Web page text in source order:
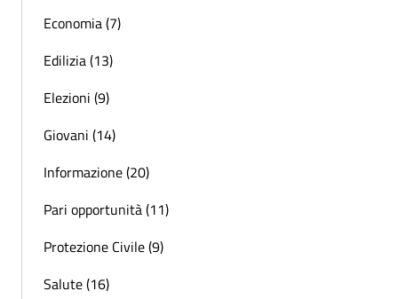
Economia (7)
Edilizia (13)
Elezioni (9)
Giovani (14)
Informazione (20)
Pari opportunità (11)
Protezione Civile (9)
Salute (16)